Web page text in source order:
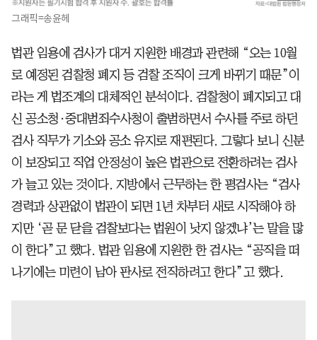
그래픽=송윤헤
법관 임용에 검사가 대거 지원한 배경과 관련해 “오는 10월
로 예정된 검찰청 폐지 등 검찰 조직이 크게 바뀌기 때문”이
라는 게 법조계의 대체적인 분석이다. 검찰청이 폐지되고 대
신 공소청·중대범죄수사청이 출범하면서 수사를 주로 하던
검사 직무가 기소와 공소 유지로 재편된다. 그렇다 보니 신분
이 보장되고 직업 안정성이 높은 법관으로 전환하려는 검사
가 늘고 있는 것이다. 지방에서 근무하는 한 평검사는 “검사
경력과 상관없이 법관이 되면 1년 차부터 새로 시작해야 하
지만 ‘곧 문 닫을 검찰보다는 법원이 낫지 않겠냐’는 말을 많
이 한다”고 했다. 법관 임용에 지원한 한 검사는 “공직을 떠
나기에는 미련이 남아 판사로 전직하려고 한다”고 했다.